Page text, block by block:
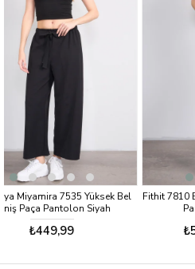
Fithit 7810 Bayan Jean Maria Wide Leg
Pantolon Koyu Mavi
₺559,99